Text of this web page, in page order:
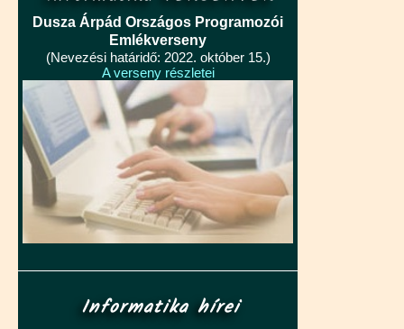
Dusza Árpád Országos Programozói
Emlékverseny
(Nevezési határidő: 2022. október 15.)
A verseny részletei
Informatika hírei